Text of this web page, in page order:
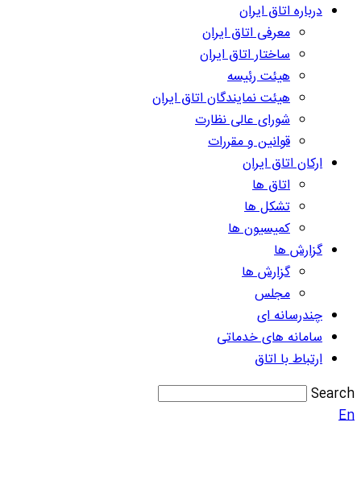
درباره اتاق ایران
معرفی اتاق ایران
ساختار اتاق ایران
هیئت رئیسه
هیئت نمایندگان اتاق ایران
شورای عالی نظارت
قوانین و مقررات
ارکان اتاق ایران
اتاق ها
تشکل ها
کمیسیون ها
گزارش ها
گزارش ها
مجلس
چندرسانه ای
سامانه های خدماتی
ارتباط با اتاق
Search
En